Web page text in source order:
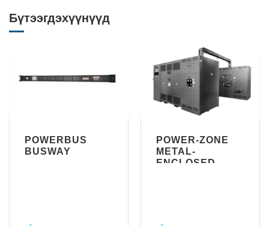
Бүтээгдэхүүнүүд
POWER-ZONE
METAL-
ШУЛУУН
BUSWAY